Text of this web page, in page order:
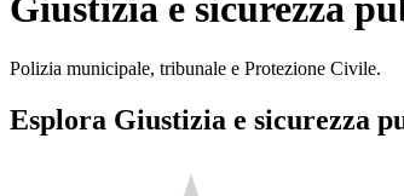
Giustizia e sicurezza
Polizia municipale, tribunale e Protezione Civile.
Esplora Giustizia e sicurezza